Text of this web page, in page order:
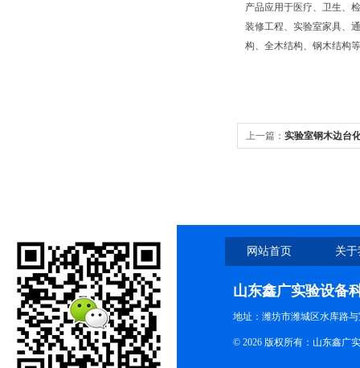
产品应用于医疗、卫生、
装修工程、实验室家具、
构、全木结构、钢木结构
上一篇： 实验室钢木边台
网站首页 关
山东鑫广实验设备
地址：潍坊市潍城区水库路
© 2026 版权所有：山东鑫广